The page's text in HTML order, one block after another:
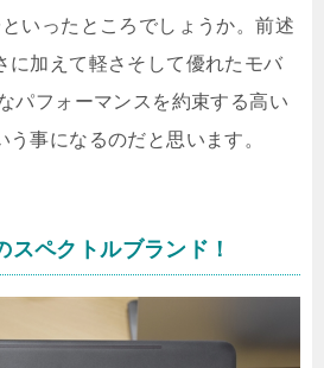
といったところでしょうか。前述
に加えて軽さそして優れたモバ
パフォーマンスを約束する高い
事になるのだと思います。
ペクトルブランド！